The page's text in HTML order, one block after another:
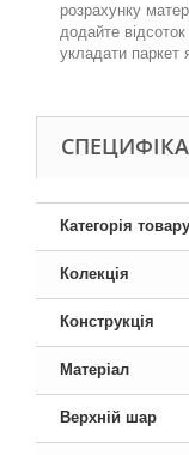
розрахунку
додайте
укладати паркет
Категорія товару
Колекція
Конструкція
Матеріал
Верхній шар